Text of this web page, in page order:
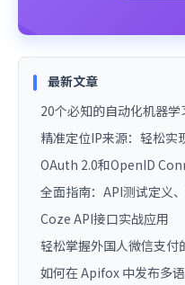
最新文章
20个必知的自动化机器学
精准定位IP来源：轻松实
OAuth 2.0和OpenID
全面指南：API测试定义
Coze API接口实战应用
轻松掌握外国人微信支付
如何在 Apifox 中发布多语